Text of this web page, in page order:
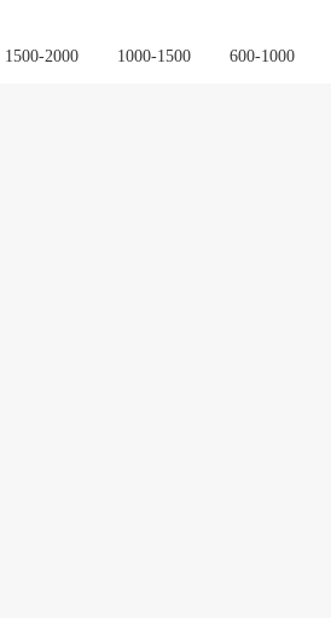
1500-2000 1000-1500 600-1000